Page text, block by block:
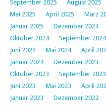
September 2025
August 2025
Mai 2025
April 2025 März
Januar 2025
Dezember 2024
Oktober 2024
September 2024
Juni 2024
Mai 2024 April
Januar 2024
Dezember 2023
Oktober 2023
September 2023
Juni 2023
Mai 2023 April
Januar 2023
Dezember 2022